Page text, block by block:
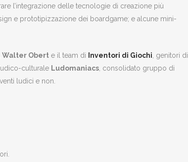
l’integrazione delle tecnologie di creazione più
e prototipizzazione dei boardgame; e alcune mini-
Walter Obert e il team di Inventori di Giochi , genitori di
culturale Ludomaniacs , consolidato gruppo di
ludici e non.